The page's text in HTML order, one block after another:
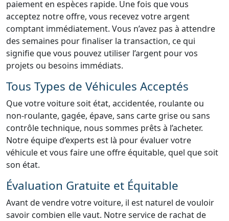
paiement en espèces rapide. Une fois que vous
acceptez notre offre, vous recevez votre argent
comptant immédiatement. Vous n’avez pas à attendre
des semaines pour finaliser la transaction, ce qui
signifie que vous pouvez utiliser l’argent pour vos
projets ou besoins immédiats.
Tous Types de Véhicules Acceptés
Que votre voiture soit état, accidentée, roulante ou
non-roulante, gagée, épave, sans carte grise ou sans
contrôle technique, nous sommes prêts à l’acheter.
Notre équipe d’experts est là pour évaluer votre
véhicule et vous faire une offre équitable, quel que soit
son état.
Évaluation Gratuite et Équitable
Avant de vendre votre voiture, il est naturel de vouloir
savoir combien elle vaut. Notre service de rachat de